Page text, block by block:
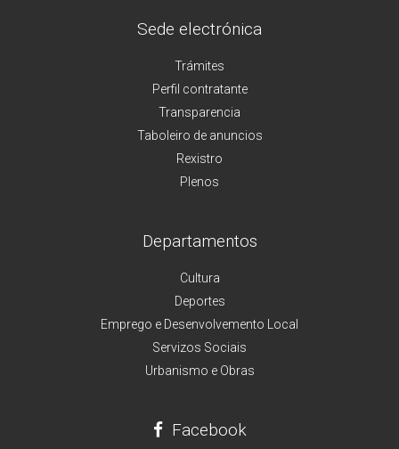
Sede electrónica
Trámites
Perfil contratante
Transparencia
Taboleiro de anuncios
Rexistro
Plenos
Departamentos
Cultura
Deportes
Emprego e Desenvolvemento Local
Servizos Sociais
Urbanismo e Obras
Facebook